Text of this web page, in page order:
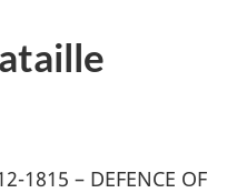
1815 – DEFENCE OF